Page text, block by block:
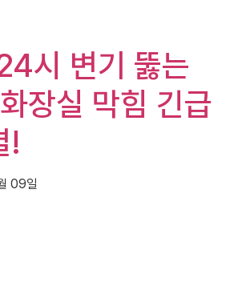
시 변기 뚫는
장실 막힘 긴급
!
09일